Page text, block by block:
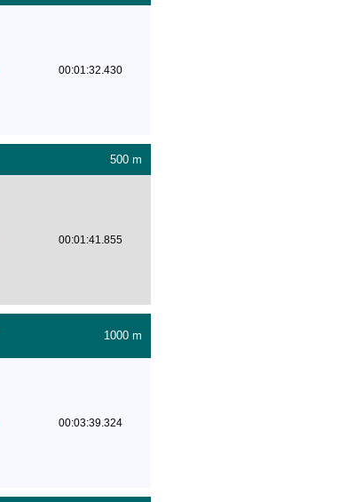
00:01:32.430
500 m
00:01:41.855
1000 m
00:03:39.324